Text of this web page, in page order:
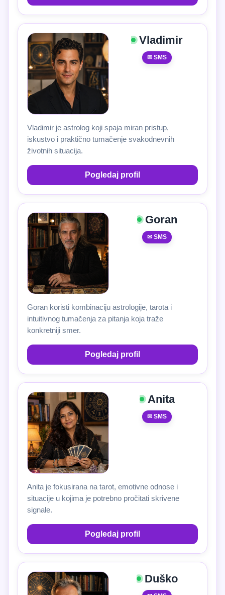
Vladimir
✉ SMS
Vladimir je astrolog koji spaja miran pristup,
iskustvo i praktično tumačenje svakodnevnih
životnih situacija.
Pogledaj profil
Goran
✉ SMS
Goran koristi kombinaciju astrologije, tarota i
intuitivnog tumačenja za pitanja koja traže
konkretniji smer.
Pogledaj profil
Anita
✉ SMS
Anita je fokusirana na tarot, emotivne odnose i
situacije u kojima je potrebno pročitati skrivene
signale.
Pogledaj profil
Duško